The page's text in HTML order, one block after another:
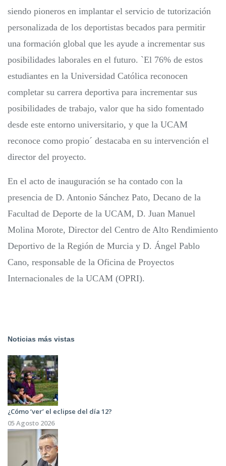
siendo pioneros en implantar el servicio de tutorización
personalizada de los deportistas becados para permitir
una formación global que les ayude a incrementar sus
posibilidades laborales en el futuro. `El 76% de estos
estudiantes en la Universidad Católica reconocen
completar su carrera deportiva para incrementar sus
posibilidades de trabajo, valor que ha sido fomentado
desde este entorno universitario, y que la UCAM
reconoce como propio´ destacaba en su intervención el
director del proyecto.
En el acto de inauguración se ha contado con la
presencia de D. Antonio Sánchez Pato, Decano de la
Facultad de Deporte de la UCAM, D. Juan Manuel
Molina Morote, Director del Centro de Alto Rendimiento
Deportivo de la Región de Murcia y D. Ángel Pablo
Cano, responsable de la Oficina de Proyectos
Internacionales de la UCAM (OPRI).
Noticias más vistas
¿Cómo ‘ver’ el eclipse del día 12?
05 Agosto 2026